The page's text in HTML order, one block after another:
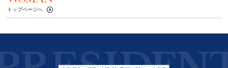
トップページへ